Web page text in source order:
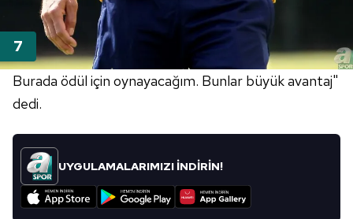
Burada ödül için oynayacağım. Bunlar büyük avantaj"
dedi.
UYGULAMALARIMIZI İNDİRİN!